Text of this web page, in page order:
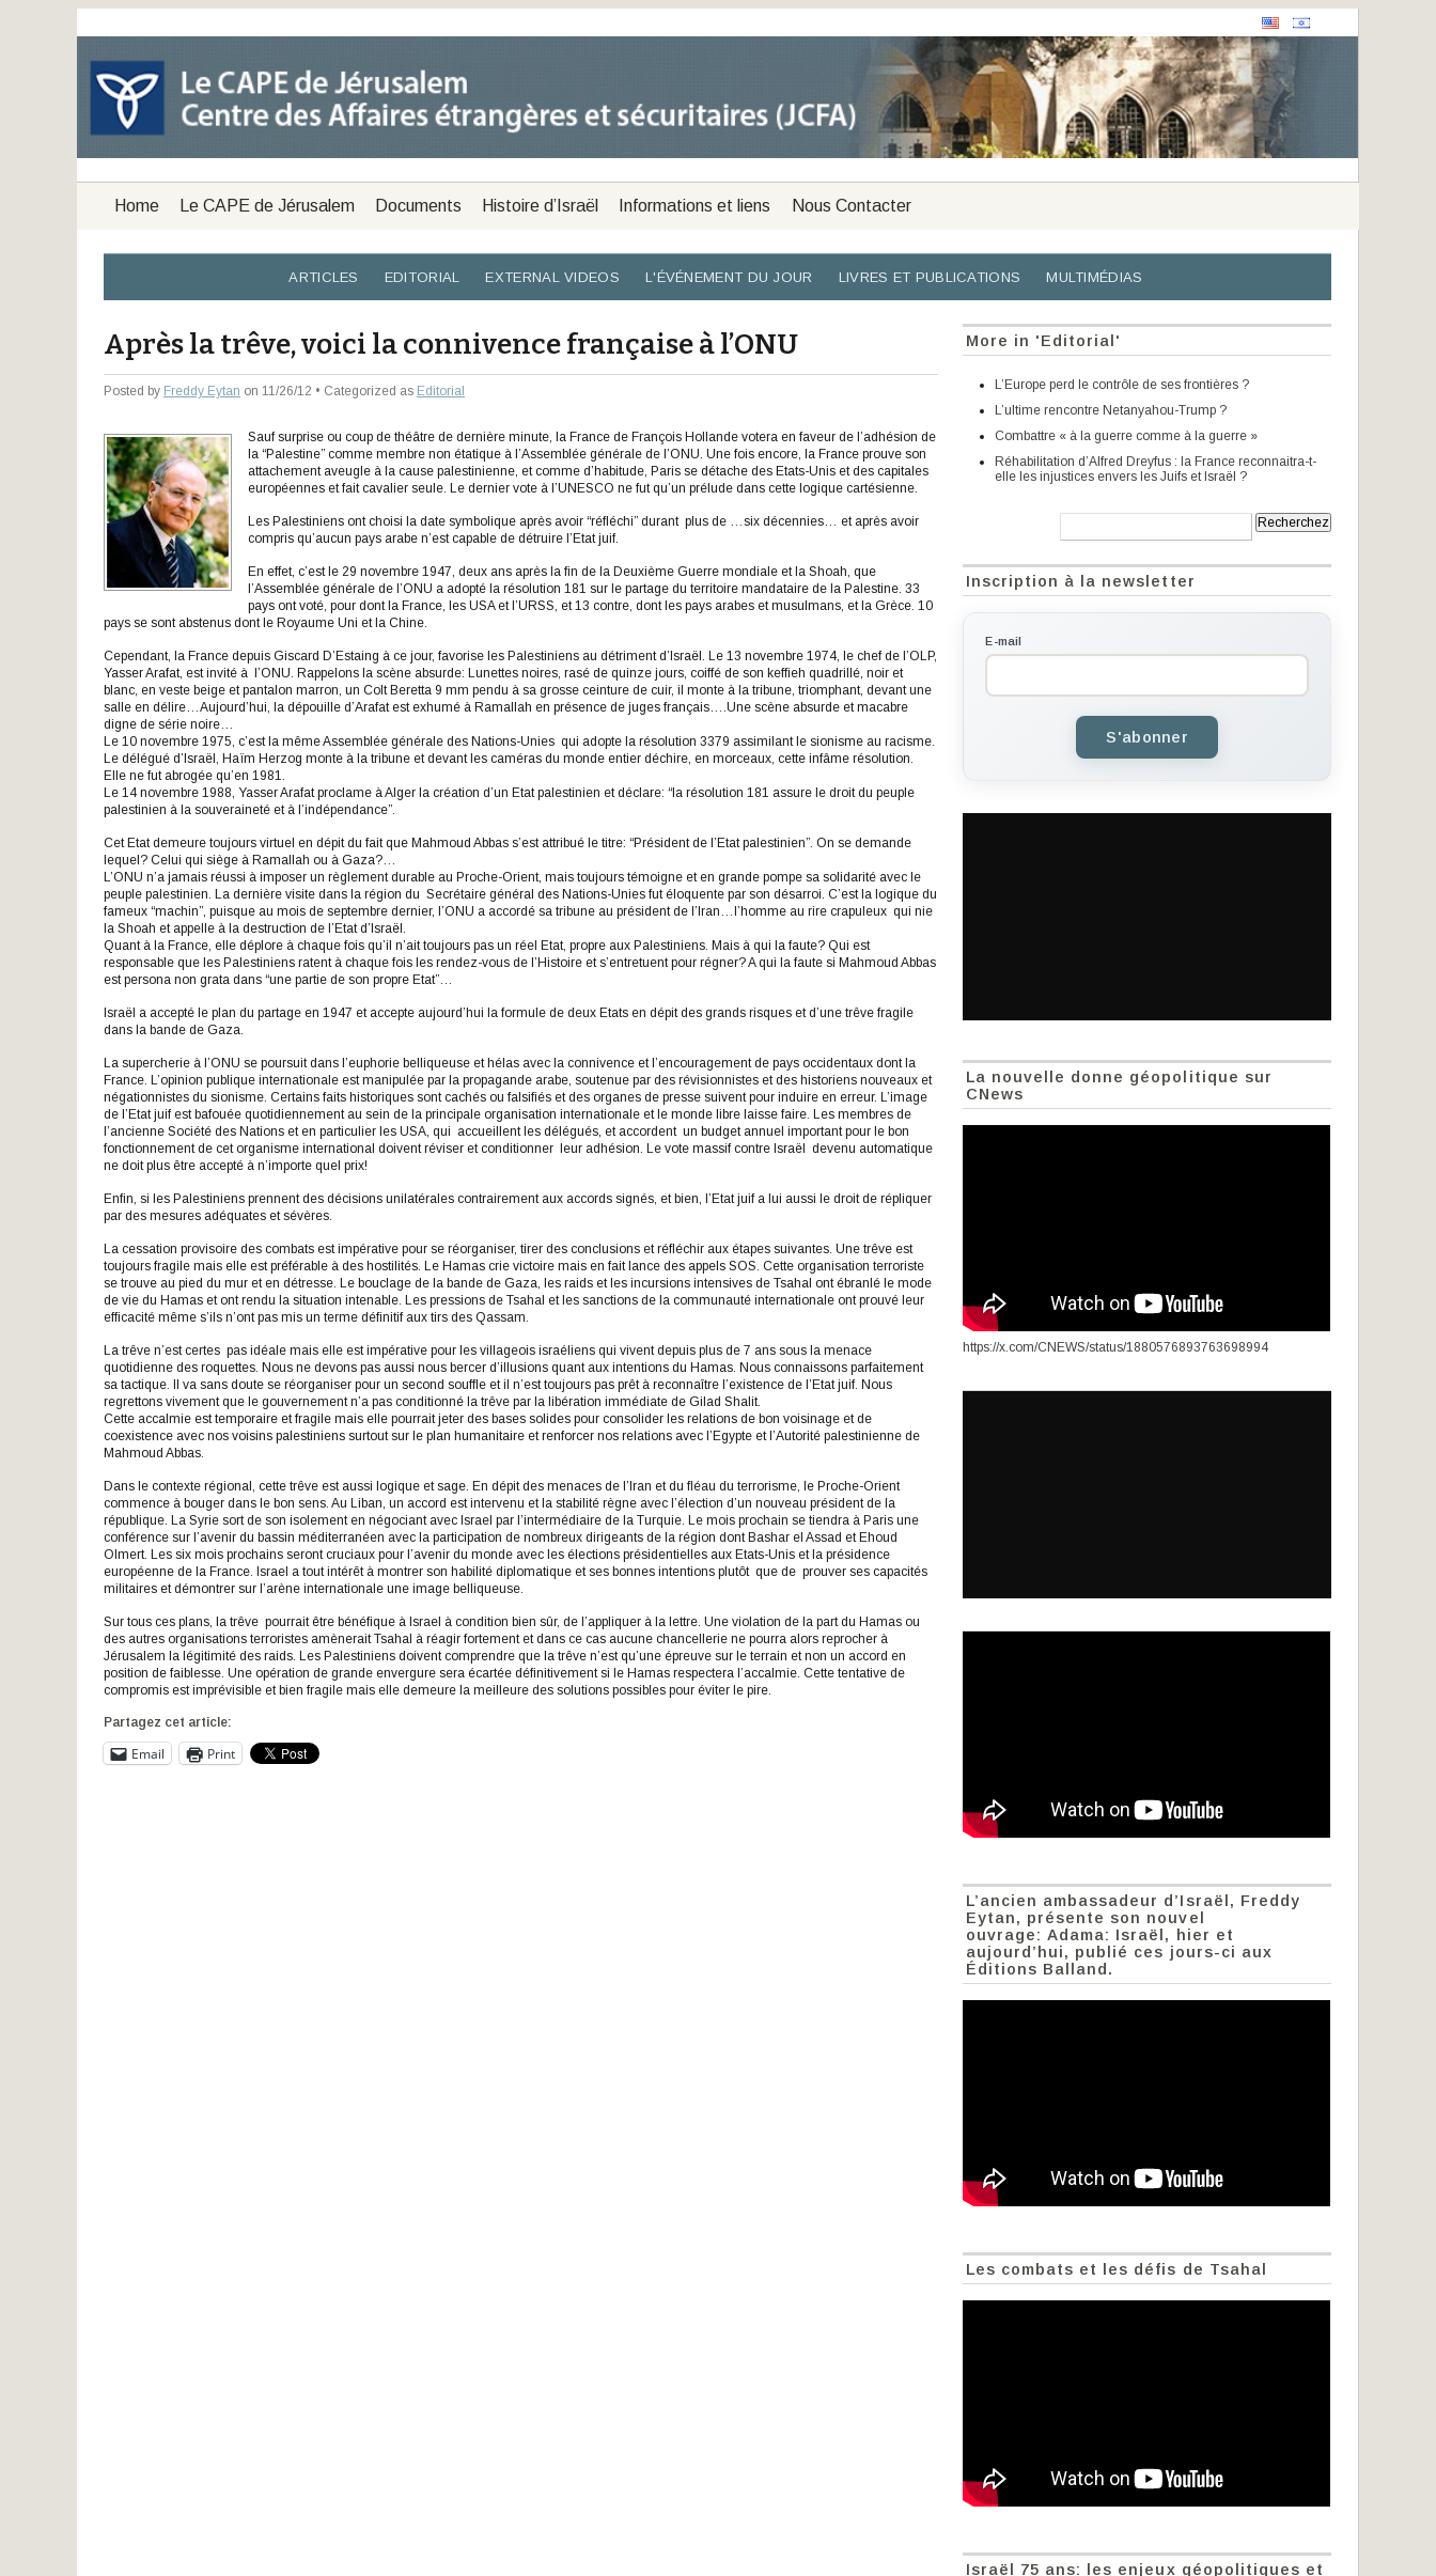
Home Le CAPE de Jérusalem Documents Histoire d’Israël Informations et liens Nous Contacter
ARTICLES EDITORIAL EXTERNAL VIDEOS L'ÉVÉNEMENT DU JOUR LIVRES ET PUBLICATIONS MULTIMÉDIAS
Après la trêve, voici la connivence française à l’ONU
Posted by Freddy Eytan on 11/26/12 • Categorized as Editorial
Sauf surprise ou coup de théâtre de dernière minute, la France de François Hollande votera en faveur de l’adhésion de
la “Palestine” comme membre non étatique à l’Assemblée générale de l’ONU. Une fois encore, la France prouve son
attachement aveugle à la cause palestinienne, et comme d’habitude, Paris se détache des Etats-Unis et des capitales
européennes et fait cavalier seule. Le dernier vote à l’UNESCO ne fut qu’un prélude dans cette logique cartésienne.
Les Palestiniens ont choisi la date symbolique après avoir “réfléchi” durant plus de …six décennies… et après avoir
compris qu’aucun pays arabe n’est capable de détruire l’Etat juif.
En effet, c’est le 29 novembre 1947, deux ans après la fin de la Deuxième Guerre mondiale et la Shoah, que
l’Assemblée générale de l’ONU a adopté la résolution 181 sur le partage du territoire mandataire de la Palestine. 33
pays ont voté, pour dont la France, les USA et l’URSS, et 13 contre, dont les pays arabes et musulmans, et la Grèce. 10
pays se sont abstenus dont le Royaume Uni et la Chine.
Cependant, la France depuis Giscard D’Estaing à ce jour, favorise les Palestiniens au détriment d’Israël. Le 13 novembre 1974, le chef de l’OLP,
Yasser Arafat, est invité à l’ONU. Rappelons la scène absurde: Lunettes noires, rasé de quinze jours, coiffé de son keffieh quadrillé, noir et
blanc, en veste beige et pantalon marron, un Colt Beretta 9 mm pendu à sa grosse ceinture de cuir, il monte à la tribune, triomphant, devant une
salle en délire…Aujourd’hui, la dépouille d’Arafat est exhumé à Ramallah en présence de juges français….Une scène absurde et macabre
digne de série noire…
Le 10 novembre 1975, c’est la même Assemblée générale des Nations-Unies qui adopte la résolution 3379 assimilant le sionisme au racisme.
Le délégué d’Israël, Haïm Herzog monte à la tribune et devant les caméras du monde entier déchire, en morceaux, cette infâme résolution.
Elle ne fut abrogée qu’en 1981.
Le 14 novembre 1988, Yasser Arafat proclame à Alger la création d’un Etat palestinien et déclare: “la résolution 181 assure le droit du peuple
palestinien à la souveraineté et à l’indépendance”.
Cet Etat demeure toujours virtuel en dépit du fait que Mahmoud Abbas s’est attribué le titre: “Président de l’Etat palestinien”. On se demande
lequel? Celui qui siège à Ramallah ou à Gaza?…
L’ONU n’a jamais réussi à imposer un règlement durable au Proche-Orient, mais toujours témoigne et en grande pompe sa solidarité avec le
peuple palestinien. La dernière visite dans la région du Secrétaire général des Nations-Unies fut éloquente par son désarroi. C’est la logique du
fameux “machin”, puisque au mois de septembre dernier, l’ONU a accordé sa tribune au président de l’Iran…l’homme au rire crapuleux qui nie
la Shoah et appelle à la destruction de l’Etat d’Israël.
Quant à la France, elle déplore à chaque fois qu’il n’ait toujours pas un réel Etat, propre aux Palestiniens. Mais à qui la faute? Qui est
responsable que les Palestiniens ratent à chaque fois les rendez-vous de l’Histoire et s’entretuent pour régner? A qui la faute si Mahmoud Abbas
est persona non grata dans “une partie de son propre Etat”…
Israël a accepté le plan du partage en 1947 et accepte aujourd’hui la formule de deux Etats en dépit des grands risques et d’une trêve fragile
dans la bande de Gaza.
La supercherie à l’ONU se poursuit dans l’euphorie belliqueuse et hélas avec la connivence et l’encouragement de pays occidentaux dont la
France. L’opinion publique internationale est manipulée par la propagande arabe, soutenue par des révisionnistes et des historiens nouveaux et
négationnistes du sionisme. Certains faits historiques sont cachés ou falsifiés et des organes de presse suivent pour induire en erreur. L’image
de l’Etat juif est bafouée quotidiennement au sein de la principale organisation internationale et le monde libre laisse faire. Les membres de
l’ancienne Société des Nations et en particulier les USA, qui accueillent les délégués, et accordent un budget annuel important pour le bon
fonctionnement de cet organisme international doivent réviser et conditionner leur adhésion. Le vote massif contre Israël devenu automatique
ne doit plus être accepté à n’importe quel prix!
Enfin, si les Palestiniens prennent des décisions unilatérales contrairement aux accords signés, et bien, l’Etat juif a lui aussi le droit de répliquer
par des mesures adéquates et sévères.
La cessation provisoire des combats est impérative pour se réorganiser, tirer des conclusions et réfléchir aux étapes suivantes. Une trêve est
toujours fragile mais elle est préférable à des hostilités. Le Hamas crie victoire mais en fait lance des appels SOS. Cette organisation terroriste
se trouve au pied du mur et en détresse. Le bouclage de la bande de Gaza, les raids et les incursions intensives de Tsahal ont ébranlé le mode
de vie du Hamas et ont rendu la situation intenable. Les pressions de Tsahal et les sanctions de la communauté internationale ont prouvé leur
efficacité même s’ils n’ont pas mis un terme définitif aux tirs des Qassam.
La trêve n’est certes pas idéale mais elle est impérative pour les villageois israéliens qui vivent depuis plus de 7 ans sous la menace
quotidienne des roquettes. Nous ne devons pas aussi nous bercer d’illusions quant aux intentions du Hamas. Nous connaissons parfaitement
sa tactique. Il va sans doute se réorganiser pour un second souffle et il n’est toujours pas prêt à reconnaître l’existence de l’Etat juif. Nous
regrettons vivement que le gouvernement n’a pas conditionné la trêve par la libération immédiate de Gilad Shalit.
Cette accalmie est temporaire et fragile mais elle pourrait jeter des bases solides pour consolider les relations de bon voisinage et de
coexistence avec nos voisins palestiniens surtout sur le plan humanitaire et renforcer nos relations avec l’Egypte et l’Autorité palestinienne de
Mahmoud Abbas.
Dans le contexte régional, cette trêve est aussi logique et sage. En dépit des menaces de l’Iran et du fléau du terrorisme, le Proche-Orient
commence à bouger dans le bon sens. Au Liban, un accord est intervenu et la stabilité règne avec l’élection d’un nouveau président de la
république. La Syrie sort de son isolement en négociant avec Israel par l’intermédiaire de la Turquie. Le mois prochain se tiendra à Paris une
conférence sur l’avenir du bassin méditerranéen avec la participation de nombreux dirigeants de la région dont Bashar el Assad et Ehoud
Olmert. Les six mois prochains seront cruciaux pour l’avenir du monde avec les élections présidentielles aux Etats-Unis et la présidence
européenne de la France. Israel a tout intérêt à montrer son habilité diplomatique et ses bonnes intentions plutôt que de prouver ses capacités
militaires et démontrer sur l’arène internationale une image belliqueuse.
Sur tous ces plans, la trêve pourrait être bénéfique à Israel à condition bien sûr, de l’appliquer à la lettre. Une violation de la part du Hamas ou
des autres organisations terroristes amènerait Tsahal à réagir fortement et dans ce cas aucune chancellerie ne pourra alors reprocher à
Jérusalem la légitimité des raids. Les Palestiniens doivent comprendre que la trêve n’est qu’une épreuve sur le terrain et non un accord en
position de faiblesse. Une opération de grande envergure sera écartée définitivement si le Hamas respectera l’accalmie. Cette tentative de
compromis est imprévisible et bien fragile mais elle demeure la meilleure des solutions possibles pour éviter le pire.
Partagez cet article:
Email Print
More in 'Editorial'
L’Europe perd le contrôle de ses frontières ?
L’ultime rencontre Netanyahou-Trump ?
Combattre « à la guerre comme à la guerre »
Réhabilitation d’Alfred Dreyfus : la France reconnaitra-t-
elle les injustices envers les Juifs et Israël ?
Inscription à la newsletter
E-mail
S'abonner
La nouvelle donne géopolitique sur
CNews
https://x.com/CNEWS/status/1880576893763698994
L’ancien ambassadeur d’Israël, Freddy
Eytan, présente son nouvel
ouvrage: Adama: Israël, hier et
aujourd’hui, publié ces jours-ci aux
Éditions Balland.
Les combats et les défis de Tsahal
Israël 75 ans: les enjeux géopolitiques et